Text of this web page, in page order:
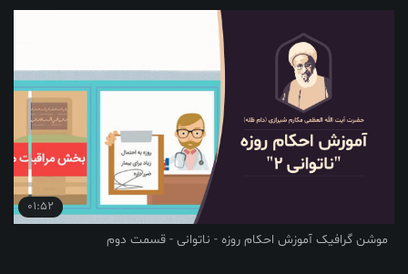
01:52
موشن گرافیک آموزش احکام روزه - ناتوانی - قسمت دوم